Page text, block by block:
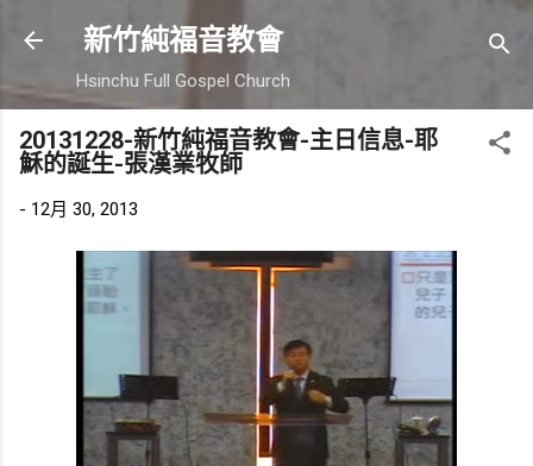
跳到主要內容
新竹純福音教會
Hsinchu Full Gospel Church
20131228-新竹純福音教會-主日信息-耶
穌的誕生-張漢業牧師
- 12月 30, 2013